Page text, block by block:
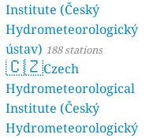
Institute (Český
Hydrometeorologický
ústav) 188 stations
🇨🇿Czech
Hydrometeorological
Institute (Český
Hydrometeorologický